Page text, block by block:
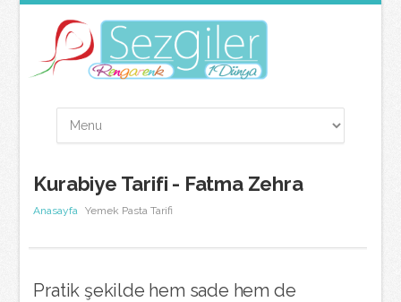
Kurabiye Tarifi - Fatma Zehra
Anasayfa Yemek Pasta Tarifi
Pratik şekilde hem sade hem de